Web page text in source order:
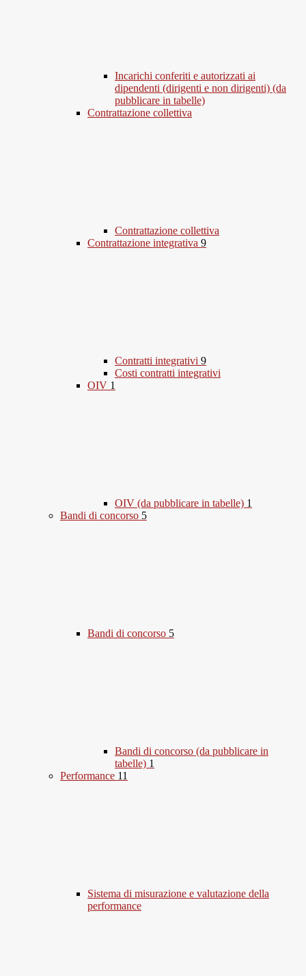
Incarichi conferiti e autorizzati ai
dipendenti (dirigenti e non dirigenti) (da
pubblicare in tabelle)
Contrattazione collettiva
Contrattazione collettiva
Contrattazione integrativa 9
Contratti integrativi 9
Costi contratti integrativi
OIV 1
OIV (da pubblicare in tabelle) 1
Bandi di concorso 5
Bandi di concorso 5
Bandi di concorso (da pubblicare in
tabelle) 1
Performance 11
Sistema di misurazione e valutazione della
performance